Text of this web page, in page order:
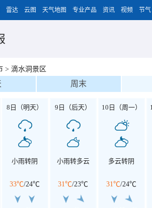
雷达 云图 天气地图 专业产品 资讯 视频 节气
> 滴水洞景区
周末
8日（明天）
小雨转阴
33℃/24℃
9日（后天）
小雨转多云
31℃/23℃
10日（周一）
多云转阴
31℃/24℃